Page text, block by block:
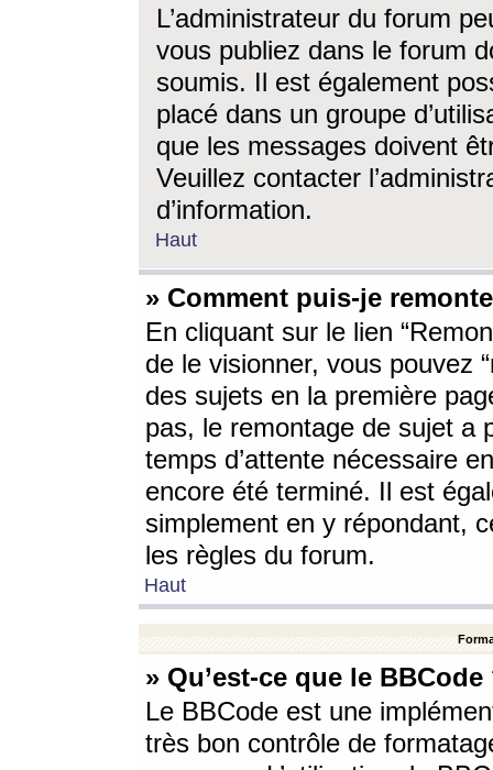
L’administrateur du forum
vous publiez dans le forum
soumis. Il est également
placé dans un groupe
que les messages doivent
Veuillez contacter
d’information.
Haut
» Comment puis-je
En cliquant sur le lien
de le visionner, vous pouvez
des sujets en la première
pas, le remontage de sujet a
temps d’attente nécessaire
encore été terminé. Il est
simplement en y répondant,
les règles du forum.
Haut
» Qu’est-ce que le BBCode
Le BBCode est une
très bon contrôle de